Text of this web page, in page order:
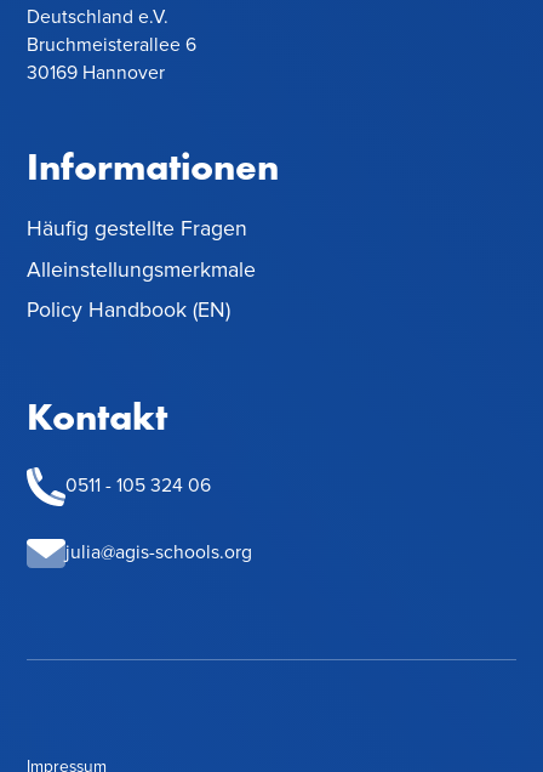
Deutschland e.V.
Bruchmeisterallee 6
30169 Hannover
Informationen
Häufig gestellte Fragen
Alleinstellungsmerkmale
Policy Handbook (EN)
Kontakt
0511 - 105 324 06
julia@agis-schools.org
Impressum